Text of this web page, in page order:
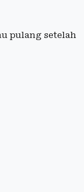
pulang setelah